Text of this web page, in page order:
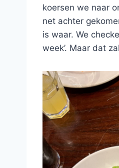
koersen we naar
net achter
is waar. We
week’. Maar dat